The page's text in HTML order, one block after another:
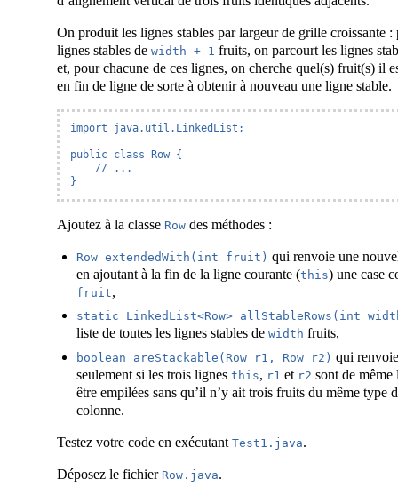
On produit les lignes stables par largeur de grille croissante :
lignes stables de width + 1 fruits, on parcourt les lignes
et, pour chacune de ces lignes, on cherche quel(s) fruit(s) il
en fin de ligne de sorte à obtenir à nouveau une ligne stable.
import java.util.LinkedList;
public class Row {
    // ...
}
Ajoutez à la classe Row des méthodes :
Row extendedWith(int fruit) qui renvoie une
en ajoutant à la fin de la ligne courante (this) une case
fruit,
static LinkedList<Row> allStableRows(int
liste de toutes les lignes stables dewidth fruits,
boolean areStackable(Row r1, Row r2) qui
seulement si les trois lignesthis, r1 et r2 sont de
être empilées sans qu’il n’y ait trois fruits du même type
colonne.
Testez votre code en exécutant Test1.java.
Déposez le fichier Row.java.